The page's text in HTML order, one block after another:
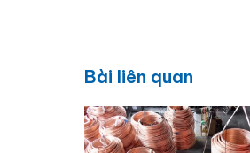
Bài liên quan